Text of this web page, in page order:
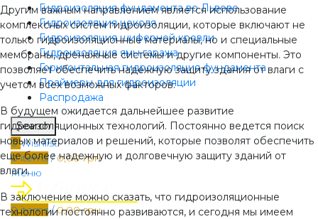
Гидроизоляция фундамента во Львове
Гидроизоляция цоколя
Гидроизоляция шиферной кровли
Гидроизоляция ямы гаража
Горизонтальная гидроизоляция фундамента
Праймеры для гидроизоляции
Распродажа
Search
0Wishlist
0items / 0,00грн
Меню
0items / 0,00грн
Другим важным направлением является использование
комплексных систем гидроизоляции, которые включают не
только гидроизоляционные материалы, но и специальные
мембраны, дренажные системы и другие компоненты. Это
позволяет обеспечить надежную защиту здания от влаги с
учетом всех возможных факторов.
В будущем ожидается дальнейшее развитие
гидроизоляционных технологий. Постоянно ведется поиск
новых материалов и решений, которые позволят обеспечить
еще более надежную и долговечную защиту зданий от
влаги.
В заключение можно сказать, что гидроизоляционные
технологии постоянно развиваются, и сегодня мы имеем